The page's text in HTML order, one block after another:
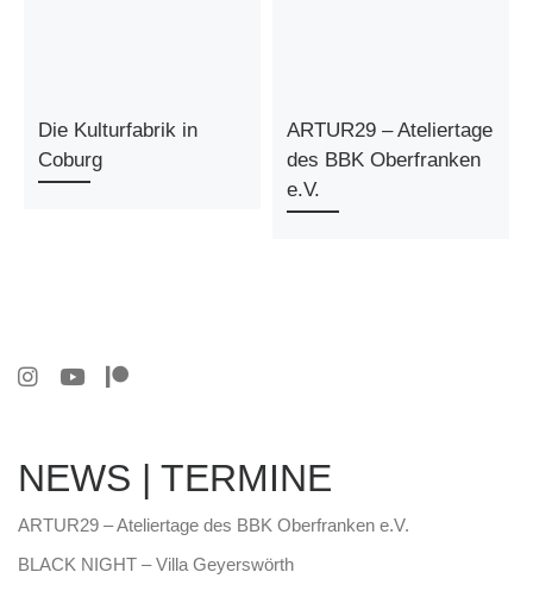
Die Kulturfabrik in
Coburg
ARTUR29 – Ateliertage
des BBK Oberfranken
e.V.
NEWS | TERMINE
ARTUR29 – Ateliertage des BBK Oberfranken e.V.
BLACK NIGHT – Villa Geyerswörth